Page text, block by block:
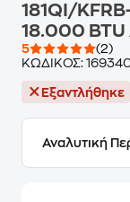
181QI/
18.000 BTU
5
(2)
ΚΩΔΙΚΟΣ:
Εξαντλήθηκε
Αναλυτική